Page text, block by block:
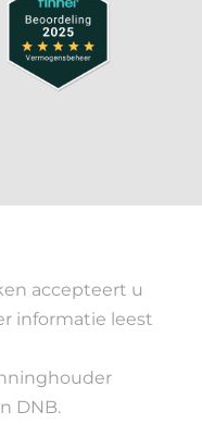
accepteert u
informatie leest
DNB.